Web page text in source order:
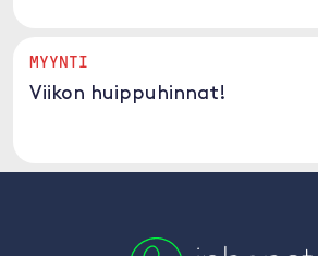
MYYNTI
Viikon huippuhinnat!